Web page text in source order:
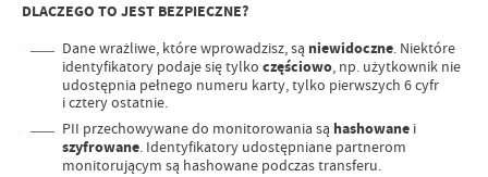
DLACZEGO TO JEST BEZPIECZNE?
Dane wrażliwe, które wprowadzisz, są niewidoczne. Niektóre
identyfikatory podaje się tylko częściowo, np. użytkownik nie
udostępnia pełnego numeru karty, tylko pierwszych 6 cyfr
i cztery ostatnie.
PII przechowywane do monitorowania są hashowane i
szyfrowane. Identyfikatory udostępniane partnerom
monitorującym są hashowane podczas transferu.